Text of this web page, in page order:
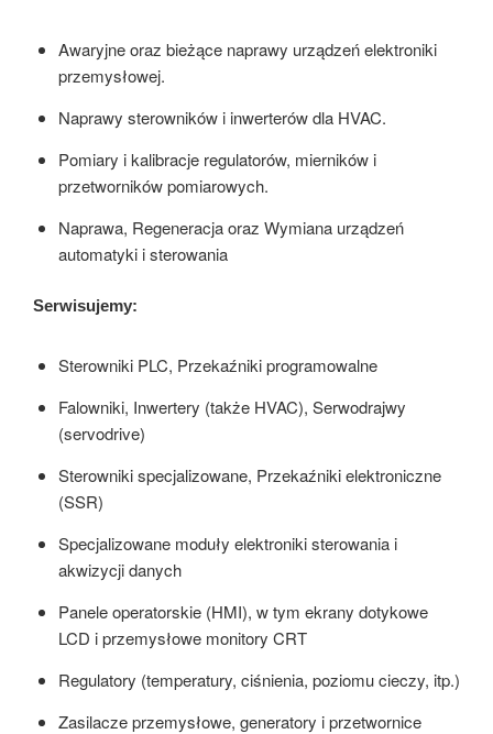
Awaryjne oraz bieżące naprawy urządzeń elektroniki
przemysłowej.
Naprawy sterowników i inwerterów dla HVAC.
Pomiary i kalibracje regulatorów, mierników i
przetworników pomiarowych.
Naprawa, Regeneracja oraz Wymiana urządzeń
automatyki i sterowania
Serwisujemy:
Sterowniki PLC, Przekaźniki programowalne
Falowniki, Inwertery (także HVAC), Serwodrajwy
(servodrive)
Sterowniki specjalizowane, Przekaźniki elektroniczne
(SSR)
Specjalizowane moduły elektroniki sterowania i
akwizycji danych
Panele operatorskie (HMI), w tym ekrany dotykowe
LCD i przemysłowe monitory CRT
Regulatory (temperatury, ciśnienia, poziomu cieczy, itp.)
Zasilacze przemysłowe, generatory i przetwornice